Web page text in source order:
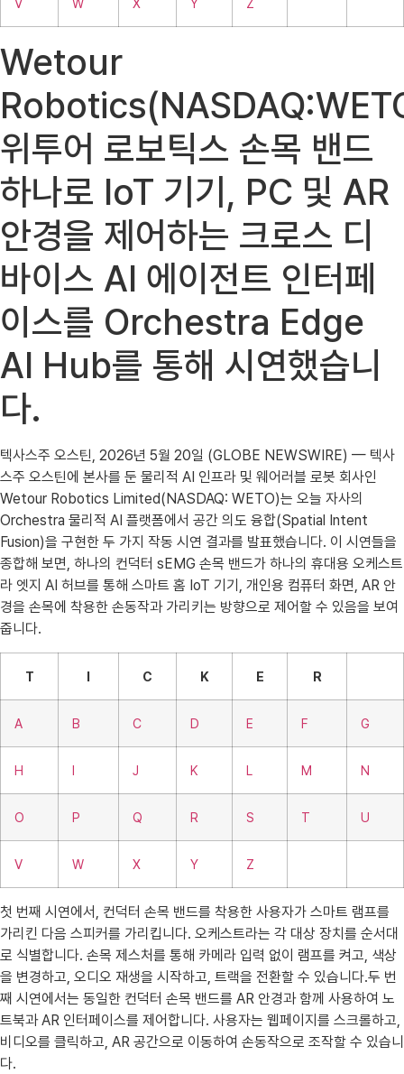
Wetour
위투어 로보틱스 손목 밴드
하나로 IoT 기기, PC 및 AR
안경을 제어하는 ​​크로스 디
바이스 AI 에이전트 인터페
이스를 Orchestra Edge
AI Hub를 통해 시연했습니
다.
텍사스주 오스틴, 2026년 5월 20일 (GLOBE NEWSWIRE) — 텍사
스주 오스틴에 본사를 둔 물리적 AI 인프라 및 웨어러블 로봇 회사인
Wetour Robotics Limited(NASDAQ: WETO)는 오늘 자사의
Orchestra 물리적 AI 플랫폼에서 공간 의도 융합(Spatial Intent
Fusion)을 구현한 두 가지 작동 시연 결과를 발표했습니다. 이 시연들을
종합해 보면, 하나의 컨덕터 sEMG 손목 밴드가 하나의 휴대용 오케스트
라 엣지 AI 허브를 통해 스마트 홈 IoT 기기, 개인용 컴퓨터 화면, AR 안
경을 손목에 착용한 손동작과 가리키는 방향으로 제어할 수 있음을 보여
줍니다.
T I C K E R
A B C D E F G
H I J K L M N
O P Q R S T U
V W X Y Z
첫 번째 시연에서, 컨덕터 손목 밴드를 착용한 사용자가 스마트 램프를
가리킨 다음 스피커를 가리킵니다. 오케스트라는 각 대상 장치를 순서대
로 식별합니다. 손목 제스처를 통해 카메라 입력 없이 램프를 켜고, 색상
을 변경하고, 오디오 재생을 시작하고, 트랙을 전환할 수 있습니다.두 번
째 시연에서는 동일한 컨덕터 손목 밴드를 AR 안경과 함께 사용하여 노
트북과 AR 인터페이스를 제어합니다. 사용자는 웹페이지를 스크롤하고,
비디오를 클릭하고, AR 공간으로 이동하여 손동작으로 조작할 수 있습니
다.